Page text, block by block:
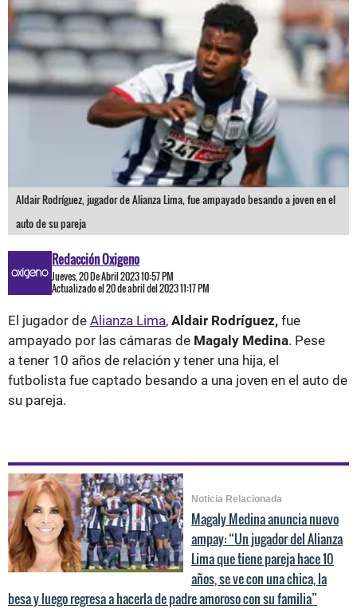
Aldair Rodríguez, jugador de Alianza Lima, fue ampayado besando a joven en el
auto de su pareja
Redacción Oxigeno
Jueves, 20 De Abril 2023 10:57 PM
Actualizado el 20 de abril del 2023 11:17 PM
El jugador de Alianza Lima, Aldair Rodríguez, fue
ampayado por las cámaras de Magaly Medina. Pese
a tener 10 años de relación y tener una hija, el
futbolista fue captado besando a una joven en el auto de
su pareja.
Noticia Relacionada
Magaly Medina anuncia nuevo
ampay: “Un jugador del Alianza
Lima que tiene pareja hace 10
años, se ve con una chica, la
besa y luego regresa a hacerla de padre amoroso con su familia”